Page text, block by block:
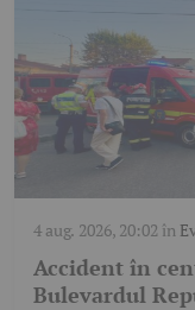
4 aug. 2026, 20:02 în
Accident în
Bulevardul